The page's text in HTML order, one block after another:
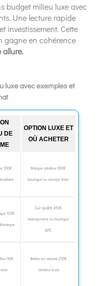
budget milieu luxe avec
Une lecture rapide
investissement. Cette
gagne en cohérence
allure.
luxe avec exemples et
DE
OPTION LUXE ET
OÙ ACHETER
300€ Marque créateur 800€
boutique ou concept store
120€
Cuir qualité 450€
maroquinerie ou boutique
A.P.C
90€ Atelier sur mesure 250€
créateur local